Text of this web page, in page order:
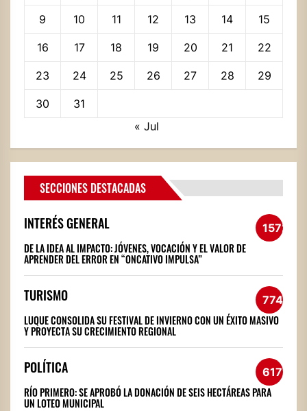
9 10 11 12 13 14 15
16 17 18 19 20 21 22
23 24 25 26 27 28 29
30
31
« Jul
SECCIONES DESTACADAS
INTERÉS GENERAL 1572
DE LA IDEA AL IMPACTO: JÓVENES, VOCACIÓN Y EL VALOR DE
APRENDER DEL ERROR EN “ONCATIVO IMPULSA”
TURISMO 774
LUQUE CONSOLIDA SU FESTIVAL DE INVIERNO CON UN ÉXITO MASIVO
Y PROYECTA SU CRECIMIENTO REGIONAL
POLÍTICA 617
RÍO PRIMERO: SE APROBÓ LA DONACIÓN DE SEIS HECTÁREAS PARA
UN LOTEO MUNICIPAL